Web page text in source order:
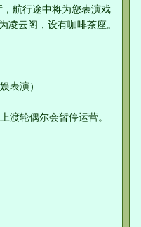
航行途中将为您表演戏
云阁，设有咖啡茶座。
表演）
渡轮偶尔会暂停运营。